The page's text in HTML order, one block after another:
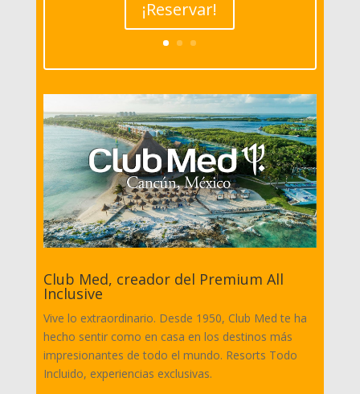
¡Reservar!
Club Med, creador del Premium All
Inclusive
Vive lo extraordinario. Desde 1950, Club Med te ha
hecho sentir como en casa en los destinos más
impresionantes de todo el mundo. Resorts Todo
Incluido, experiencias exclusivas.